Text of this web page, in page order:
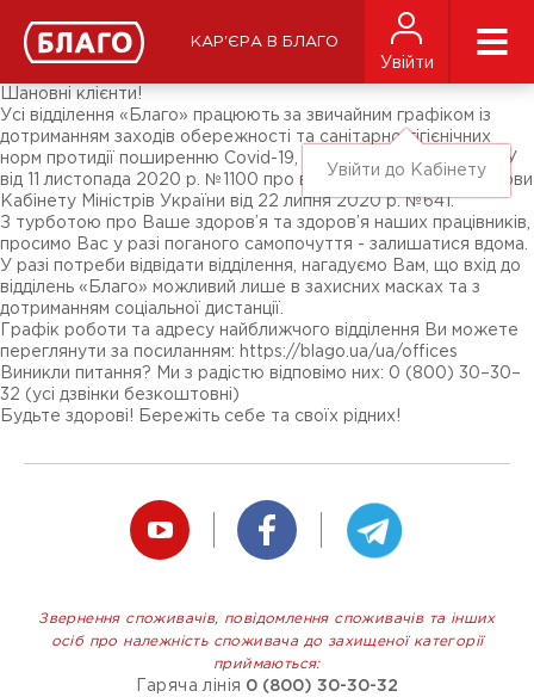
КАР'ЄРА В БЛАГО
Увійти
Увійти до Кабінету
ЗМІ про нас
Підписники соц-мереж
Ярмарки
Шановні клієнти!
Усі відділення «Благо» працюють за звичайним графіком із
дотриманням заходів обережності та санітарно-гігієнічних
норм протидії поширенню Covid-19, згідно з постановою КМУ
від 11 листопада 2020 р. №1100 про внесення змін до постанови
Кабінету Міністрів України від 22 липня 2020 р. №641.
З турботою про Ваше здоров’я та здоров’я наших працівників,
просимо Вас у разі поганого самопочуття - залишатися вдома.
У разі потреби відвідати відділення, нагадуємо Вам, що вхід до
відділень «Благо» можливий лише в захисних масках та з
дотриманням соціальної дистанції.
Графік роботи та адресу найближчого відділення Ви можете
переглянути за посиланням: https://blago.ua/ua/offices
Виникли питання? Ми з радістю відповімо них: 0 (800) 30–30–
32 (усі дзвінки безкоштовні)
Будьте здорові! Бережіть себе та своїх рідних!
Звернення споживачів, повідомлення споживачів та інших
осіб про належність споживача до захищеної категорії
приймаються:
Гаряча лінія 0 (800) 30-30-32